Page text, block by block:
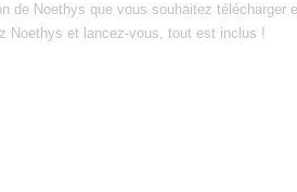
de Noethys que vous souhaitez télécharger
Noethys et lancez-vous, tout est inclus !